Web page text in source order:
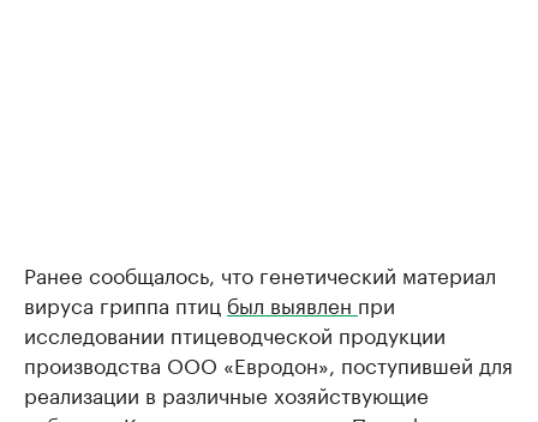
Ранее сообщалось, что генетический материал
вируса гриппа птиц был выявлен при
исследовании птицеводческой продукции
производства ООО «Евродон», поступившей для
реализации в различные хозяйствующие